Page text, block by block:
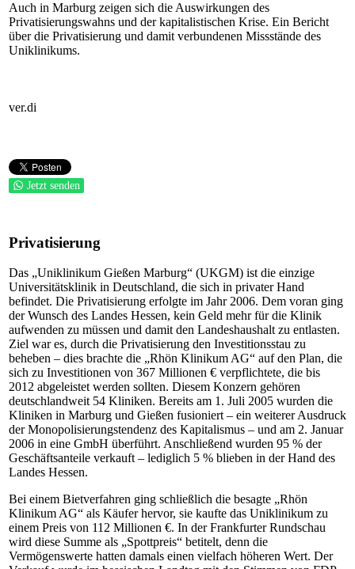
Auch in Marburg zeigen sich die Auswirkungen des
Privatisierungswahns und der kapitalistischen Krise. Ein Bericht
über die Privatisierung und damit verbundenen Missstände des
Uniklinikums.
ver.di
Jetzt senden
Privatisierung
Das „Uniklinikum Gießen Marburg“ (UKGM) ist die einzige
Universitätsklinik in Deutschland, die sich in privater Hand
befindet. Die Privatisierung erfolgte im Jahr 2006. Dem voran ging
der Wunsch des Landes Hessen, kein Geld mehr für die Klinik
aufwenden zu müssen und damit den Landeshaushalt zu entlasten.
Ziel war es, durch die Privatisierung den Investitionsstau zu
beheben – dies brachte die „Rhön Klinikum AG“ auf den Plan, die
sich zu Investitionen von 367 Millionen € verpflichtete, die bis
2012 abgeleistet werden sollten. Diesem Konzern gehören
deutschlandweit 54 Kliniken. Bereits am 1. Juli 2005 wurden die
Kliniken in Marburg und Gießen fusioniert – ein weiterer Ausdruck
der Monopolisierungstendenz des Kapitalismus – und am 2. Januar
2006 in eine GmbH überführt. Anschließend wurden 95 % der
Geschäftsanteile verkauft – lediglich 5 % blieben in der Hand des
Landes Hessen.
Bei einem Bietverfahren ging schließlich die besagte „Rhön
Klinikum AG“ als Käufer hervor, sie kaufte das Uniklinikum zu
einem Preis von 112 Millionen €. In der Frankfurter Rundschau
wird diese Summe als „Spottpreis“ betitelt, denn die
Vermögenswerte hatten damals einen vielfach höheren Wert. Der